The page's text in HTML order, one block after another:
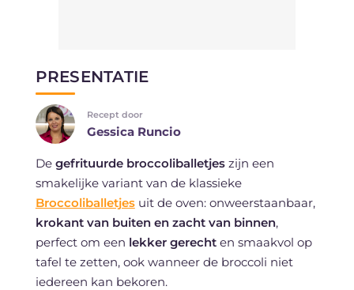
PRESENTATIE
Recept door
Gessica Runcio
Degefrituurde broccoliballetjes zijn een
smakelijke variant van de klassieke
Broccoliballetjesuit de oven: onweerstaanbaar,
krokant van buiten en zacht van binnen,
perfect om een lekker gerechten smaakvol op
tafel te zetten, ook wanneer de broccoli niet
iedereen kan bekoren.